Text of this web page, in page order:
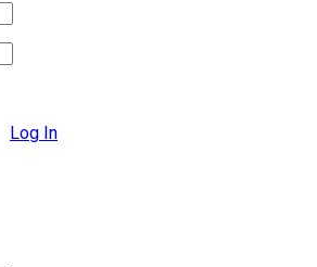
Log In